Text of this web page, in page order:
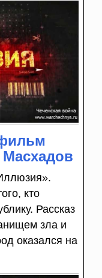
кто
Рассказ
зла и
оказался на